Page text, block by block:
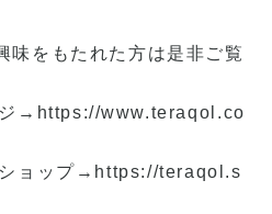
味をもたれた方は是非ご覧
→ https://www.teraqol.co
ョップ→ https://teraqol.s